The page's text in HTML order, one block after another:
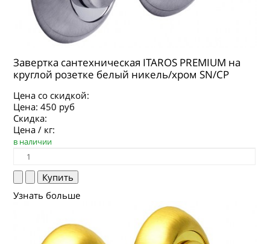
Завертка сантехническая ITAROS PREMIUM на
круглой розетке белый никель/хром SN/CP
Цена со скидкой:
Цена:450 руб
Скидка:
Цена / кг:
в наличии
Узнать больше